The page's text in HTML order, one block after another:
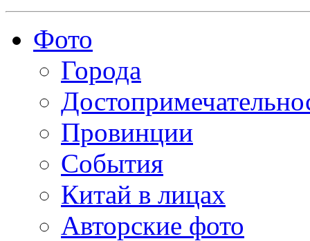
Фото
Города
Провинции
События
Китай в лицах
Авторские фото